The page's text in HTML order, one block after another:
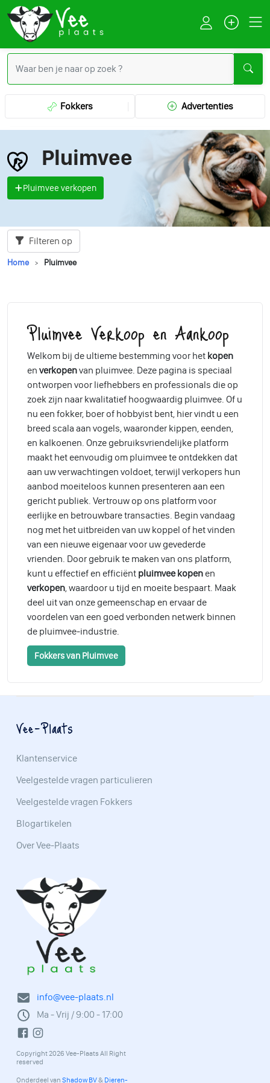
Fokkers Advertenties
Pluimvee
Pluimvee verkopen
Filteren op
Home Pluimvee
Pluimvee Verkoop en Aankoop
Welkom bij de ultieme bestemming voor het kopen
en verkopenvan pluimvee. Deze pagina is speciaal
ontworpen voor liefhebbers en professionals die op
zoek zijn naar kwalitatief hoogwaardig pluimvee. Of u
nu een fokker, boer of hobbyist bent, hier vindt u een
breed scala aan vogels, waaronder kippen, eenden,
en kalkoenen. Onze gebruiksvriendelijke platform
maakt het eenvoudig om pluimvee te ontdekken dat
aan uw verwachtingen voldoet, terwijl verkopers hun
aanbod moeiteloos kunnen presenteren aan een
gericht publiek. Vertrouw op ons platform voor
eerlijke en betrouwbare transacties. Begin vandaag
nog met het uitbreiden van uw koppel of het vinden
van een nieuwe eigenaar voor uw gevederde
vrienden. Door gebruik te maken van ons platform,
kunt u effectief en efficiënt pluimvee kopen en
verkopen, waardoor u tijd en moeite bespaart. Maak
deel uit van onze gemeenschap en ervaar de
voordelen van een goed verbonden netwerk binnen
de pluimvee-industrie.
Fokkers van Pluimvee
info@vee-plaats.nl
Ma - Vrij / 9:00 - 17:00
Copyright 2026 Vee-Plaats All Right
reserved
Onderdeel van Shadow BV& Dieren-
Vee-Plaats
Klantenservice
Veelgestelde vragen particulieren
Veelgestelde vragen Fokkers
Blogartikelen
Over Vee-Plaats